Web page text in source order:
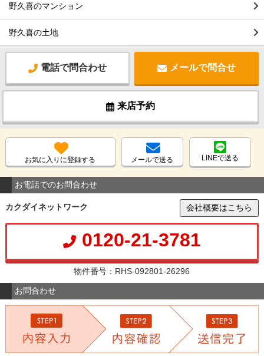
野久喜のマンション
野久喜の土地
電話で問合わせ メールで問合せ
来店予約
お気に入りに登録する メールで送る LINEで送る
お電話でのお問合わせ
カクダイネットワーク 会社概要はこちら
0120-21-3781
物件番号：RHS-092801-26296
お問合わせ